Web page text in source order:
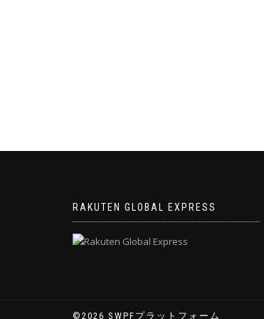
RAKUTEN GLOBAL EXPRESS
©2026 SWPFプラットフォーム